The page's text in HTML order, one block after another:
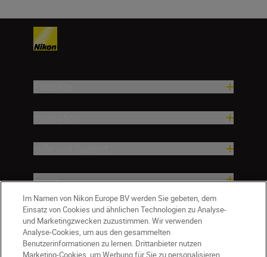
Firma
Im Namen von Nikon Europe BV werden Sie gebeten, dem
Einsatz von Cookies und ähnlichen Technologien zu Analyse-
und Marketingzwecken zuzustimmen. Wir verwenden
Analyse-Cookies, um aus den gesammelten
Benutzerinformationen zu lernen. Drittanbieter nutzen
Marketing-Cookies, um Werbung für Sie zu personalisieren